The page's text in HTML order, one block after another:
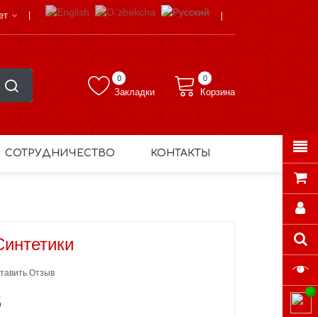
Закладки
0 0
Корзина
СОТРУДНИЧЕСТВО КОНТАКТЫ
Отзыв